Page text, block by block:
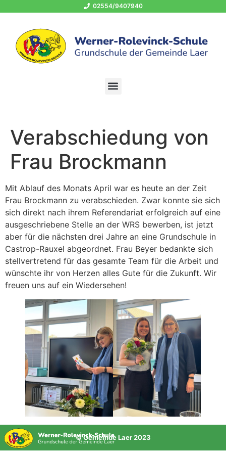
02554/9407940
Verabschiedung von
Frau Brockmann
Mit Ablauf des Monats April war es heute an der Zeit
Frau Brockmann zu verabschieden. Zwar konnte sie sich
sich direkt nach ihrem Referendariat erfolgreich auf eine
ausgeschriebene Stelle an der WRS bewerben, ist jetzt
aber für die nächsten drei Jahre an eine Grundschule in
Castrop-Rauxel abgeordnet. Frau Beyer bedankte sich
stellvertretend für das gesamte Team für die Arbeit und
wünschte ihr von Herzen alles Gute für die Zukunft. Wir
freuen uns auf ein Wiedersehen!
© Gemeinde Laer 2023